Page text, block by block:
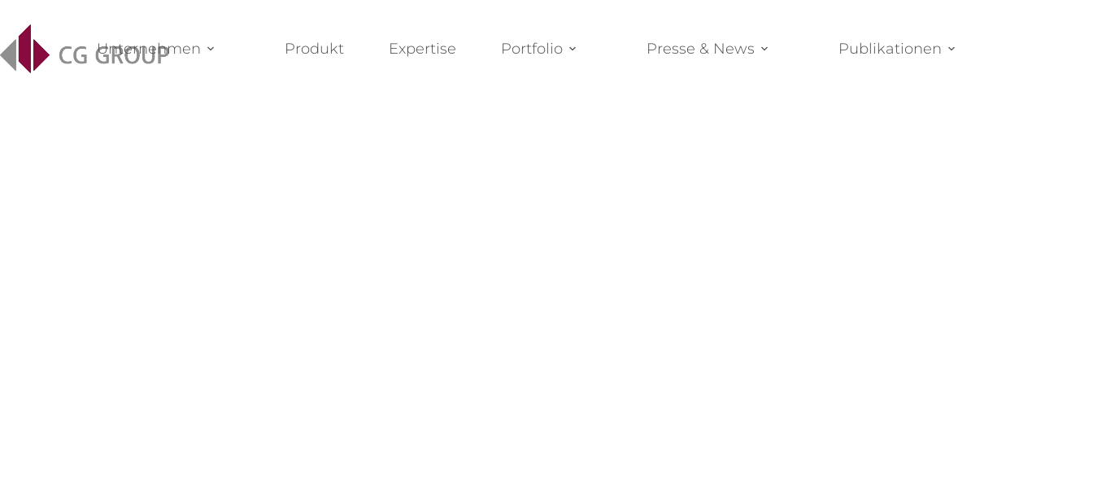
Unternehmen Produkt Expertise Portfolio Presse & News Publikationen